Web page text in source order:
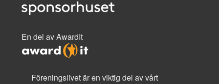
En del av AwardIt
Föreningslivet är en viktig del av vårt